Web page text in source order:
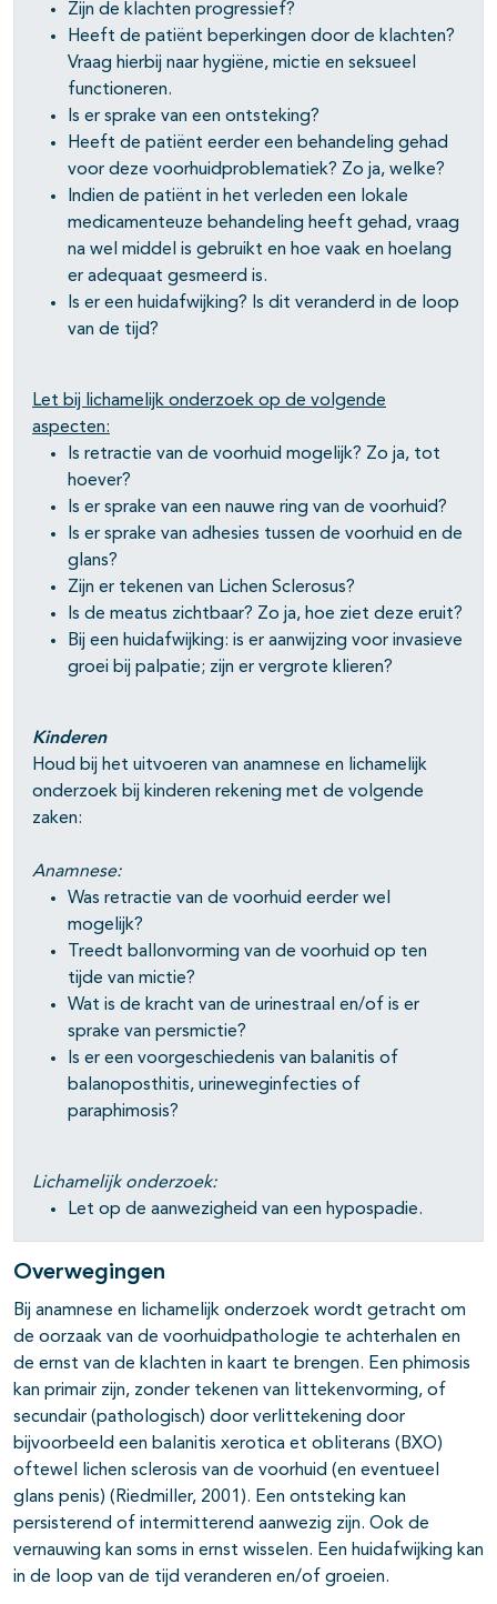
Zijn de klachten progressief?
Heeft de patiënt beperkingen door de klachten?
Vraag hierbij naar hygiëne, mictie en seksueel
functioneren.
Is er sprake van een ontsteking?
Heeft de patiënt eerder een behandeling gehad
voor deze voorhuidproblematiek? Zo ja, welke?
Indien de patiënt in het verleden een lokale
medicamenteuze behandeling heeft gehad, vraag
na wel middel is gebruikt en hoe vaak en hoelang
er adequaat gesmeerd is.
Is er een huidafwijking? Is dit veranderd in de loop
van de tijd?
Let bij lichamelijk onderzoek op de volgende
aspecten:
Is retractie van de voorhuid mogelijk? Zo ja, tot
hoever?
Is er sprake van een nauwe ring van de voorhuid?
Is er sprake van adhesies tussen de voorhuid en de
glans?
Zijn er tekenen van Lichen Sclerosus?
Is de meatus zichtbaar? Zo ja, hoe ziet deze eruit?
Bij een huidafwijking: is er aanwijzing voor invasieve
groei bij palpatie; zijn er vergrote klieren?
Kinderen
Houd bij het uitvoeren van anamnese en lichamelijk
onderzoek bij kinderen rekening met de volgende
zaken:
Anamnese:
Was retractie van de voorhuid eerder wel
mogelijk?
Treedt ballonvorming van de voorhuid op ten
tijde van mictie?
Wat is de kracht van de urinestraal en/of is er
sprake van persmictie?
Is er een voorgeschiedenis van balanitis of
balanoposthitis, urineweginfecties of
paraphimosis?
Lichamelijk onderzoek:
Let op de aanwezigheid van een hypospadie.
Overwegingen
Bij anamnese en lichamelijk onderzoek wordt getracht om
de oorzaak van de voorhuidpathologie te achterhalen en
de ernst van de klachten in kaart te brengen. Een phimosis
kan primair zijn, zonder tekenen van littekenvorming, of
secundair (pathologisch) door verlittekening door
bijvoorbeeld een balanitis xerotica et obliterans (BXO)
oftewel lichen sclerosis van de voorhuid (en eventueel
glans penis) (Riedmiller, 2001). Een ontsteking kan
persisterend of intermitterend aanwezig zijn. Ook de
vernauwing kan soms in ernst wisselen. Een huidafwijking kan
in de loop van de tijd veranderen en/of groeien.